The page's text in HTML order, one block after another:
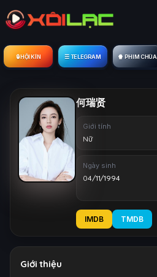
🔒︎ HỘI KÍN ☰ TELEGRAM 🍿 PHIM CHÙA
何瑞贤
Giới tính
Nữ
Ngày sinh
04/11/1994
IMDB TMDB
Giới thiệu